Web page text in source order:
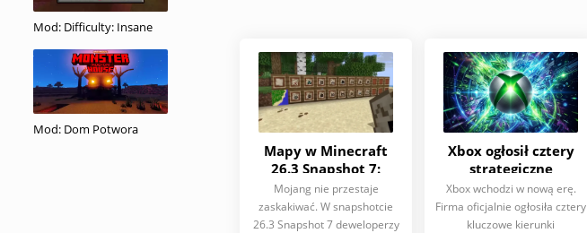
Mod: Difficulty: Insane
Mod: Dom Potwora
Mapy w Minecraft
26.3 Snapshot 7:
wszystko się zmieniło
— i oto dlaczego to
ważne
Mojang nie przestaje
zaskakiwać. W snapshotcie
26.3 Snapshot 7 deweloperzy
Xbox ogłosił cztery
strategiczne
priorytety i duże
inwestycje w
Minecrafta
Xbox wchodzi w nową erę.
Firma oficjalnie ogłosiła cztery
kluczowe kierunki